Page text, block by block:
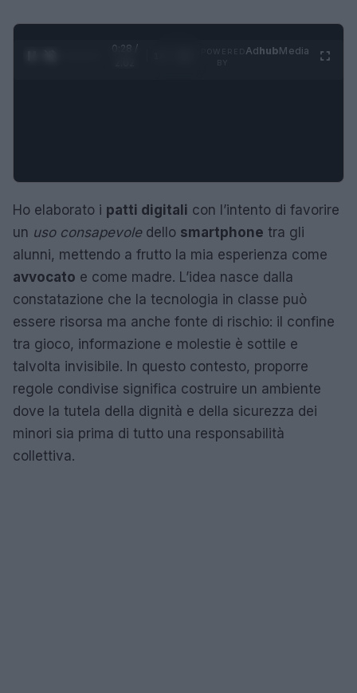
0:29 /
AdhubMedia
Ho elaborato i patti digitali con l’intento di favorire
un uso consapevoledello smartphone tra gli
alunni, mettendo a frutto la mia esperienza come
avvocato e come madre. L’idea nasce dalla
constatazione che la tecnologia in classe può
essere risorsa ma anche fonte di rischio: il confine
tra gioco, informazione e molestie è sottile e
talvolta invisibile. In questo contesto, proporre
regole condivise significa costruire un ambiente
dove la tutela della dignità e della sicurezza dei
minori sia prima di tutto una responsabilità
collettiva.